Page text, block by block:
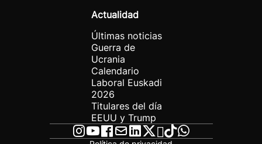
Actualidad
Últimas noticias
Guerra de
Ucrania
Calendario
Laboral Euskadi
2026
Titulares del día
EEUU y Trump